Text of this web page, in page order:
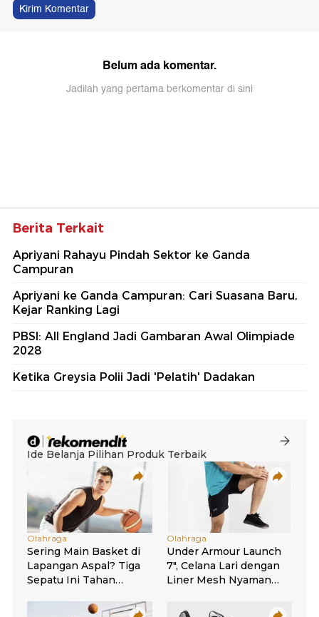
Kirim Komentar
Belum ada komentar.
Jadilah yang pertama berkomentar di sini
Berita Terkait
Apriyani Rahayu Pindah Sektor ke Ganda
Campuran
Apriyani ke Ganda Campuran: Cari Suasana Baru,
Kejar Ranking Lagi
PBSI: All England Jadi Gambaran Awal Olimpiade
2028
Ketika Greysia Polii Jadi 'Pelatih' Dadakan